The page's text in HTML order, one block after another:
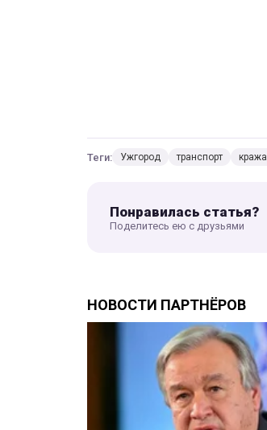
Теги: Ужгород транспорт кража
Понравилась статья?
Поделитесь ею с друзьями